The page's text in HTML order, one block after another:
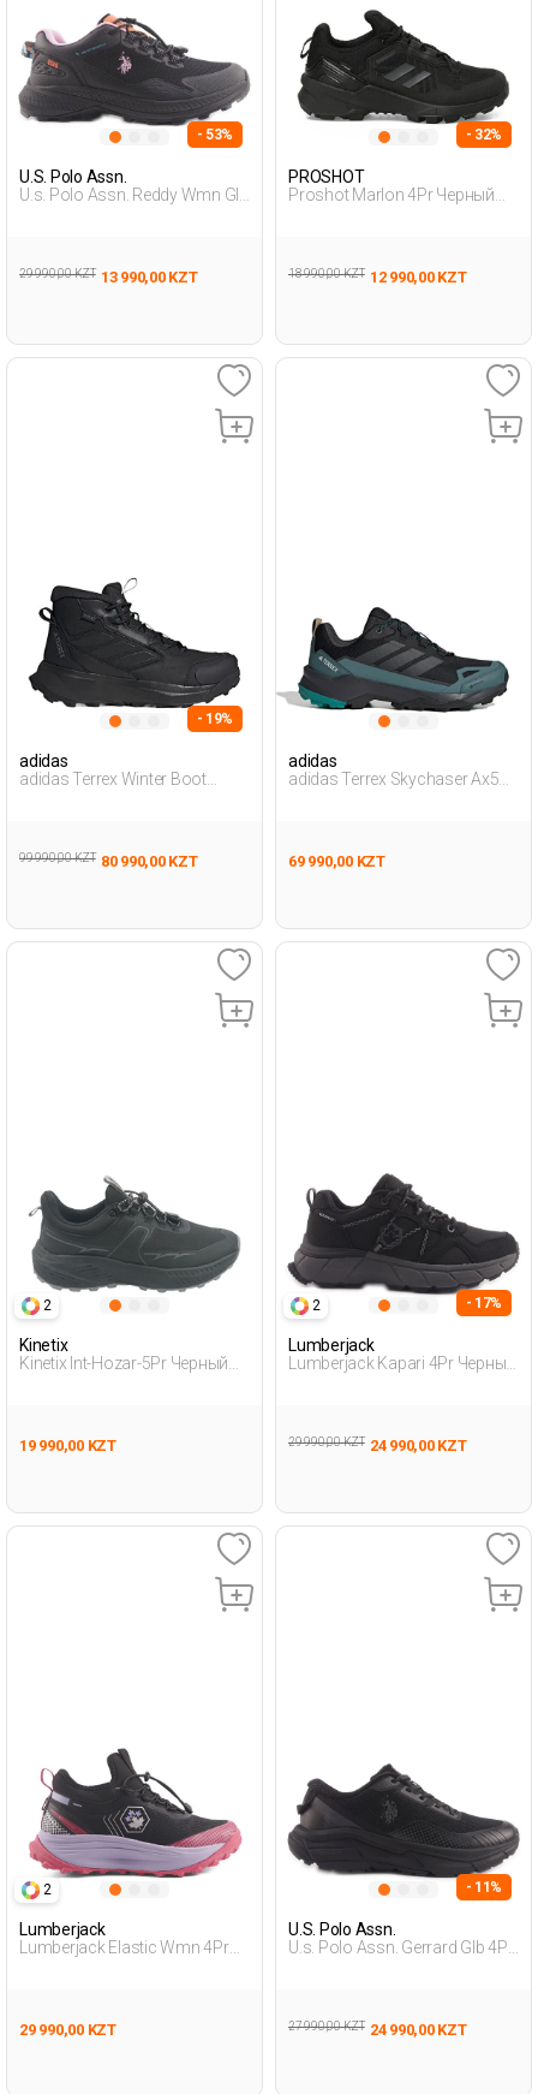
- 53%
U.S. Polo Assn.
U.s. Polo Assn. Reddy Wmn Glb
29 990,00 KZT 13 990,00 KZT
- 32%
PROSHOT
Proshot Marlon 4Pr Черный
18 990,00 KZT 12 990,00 KZT
- 19%
adidas
adidas Terrex Winter Boot
99 990,00 KZT 80 990,00 KZT
adidas
adidas Terrex Skychaser Ax5
69 990,00 KZT
2
Kinetix
Kinetix Int-Hozar-5Pr Черный
19 990,00 KZT
2 - 17%
Lumberjack
Lumberjack Kapari 4Pr Черный
29 990,00 KZT 24 990,00 KZT
2
Lumberjack
Lumberjack Elastic Wmn 4Pr
29 990,00 KZT
- 11%
U.S. Polo Assn.
U.s. Polo Assn. Gerrard Glb 4Pr
27 990,00 KZT 24 990,00 KZT